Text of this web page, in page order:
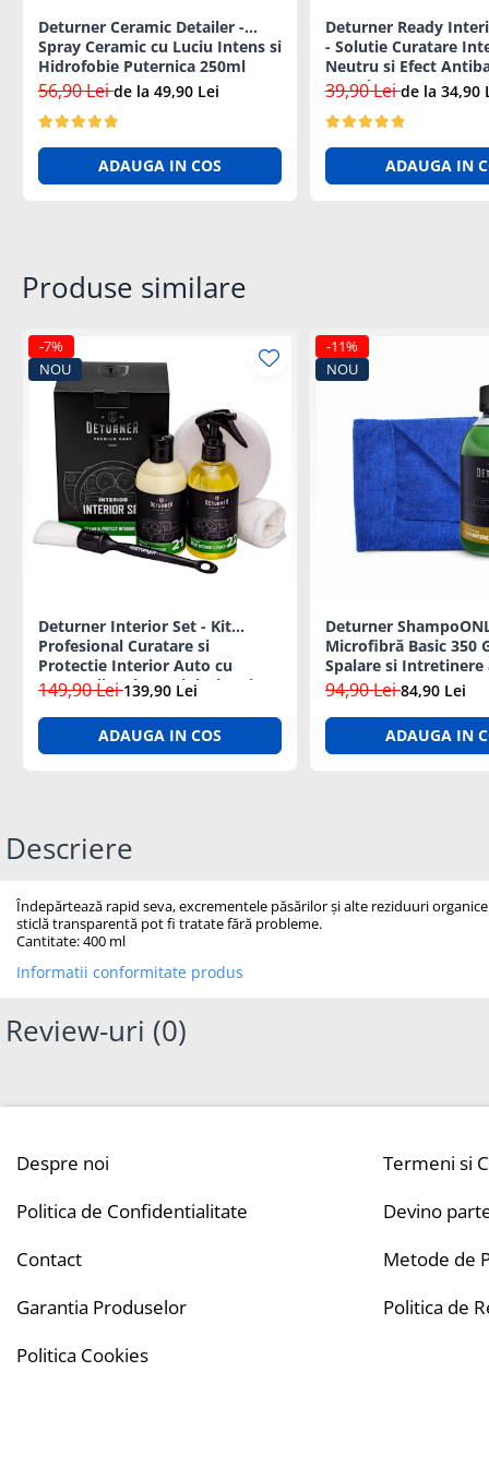
Intretinere si Consumabile
Uleiuri si Aditivi
Antigel Auto
Cabluri si Accesorii Acumulatori
Reparatii Roti
Oferte si Promotii
Scule si Echipamente
Scule auto
Chingi si accesorii transport
Depanare Auto
Diagrame Tahograf
Deturner Ceramic Detailer -
Spray Ceramic cu Luciu Intens si
Hidrofobie Puternica 250ml
56,90 Leide la 49,90 Lei
ADAUGA IN COS
Deturner Ready
- Solutie Curatare
Neutru si Efect
250ml
39,90 Leide la 34,90
ADAUGA IN
Produse similare
-7%
NOU
Deturner Interior Set - Kit
Profesional Curatare si
Protectie Interior Auto cu
Accesorii Incluse, Finisaj Satinat
- ideal Cadou
149,90 Lei139,90 Lei
ADAUGA IN COS
-11%
NOU
Deturner
Microfibră Basic 350
Spalare si Intretinere
94,90 Lei84,90 Lei
ADAUGA IN
Descriere
Îndepărtează rapid seva, excrementele păsărilor și alte reziduuri
sticlă transparentă pot fi tratate fără probleme.
Cantitate: 400 ml
Informatii conformitate produs
Review-uri (0)
Despre noi
Politica de Confidentialitate
Contact
Garantia Produselor
Politica Cookies
Termeni si
Devino
Metode de
Politica de